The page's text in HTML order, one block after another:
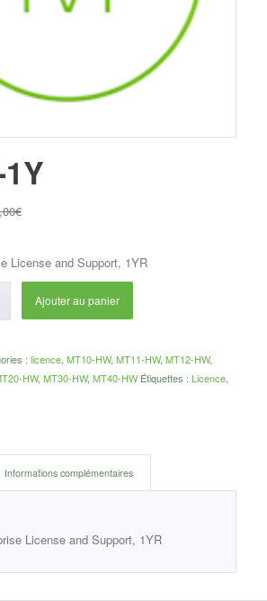
€
License and Support, 1YR
Ajouter au panier
: licence, MT10-HW, MT11-HW, MT12-HW,
HW, MT30-HW, MT40-HW Étiquettes : Licence,
Informations complémentaires
License and Support, 1YR